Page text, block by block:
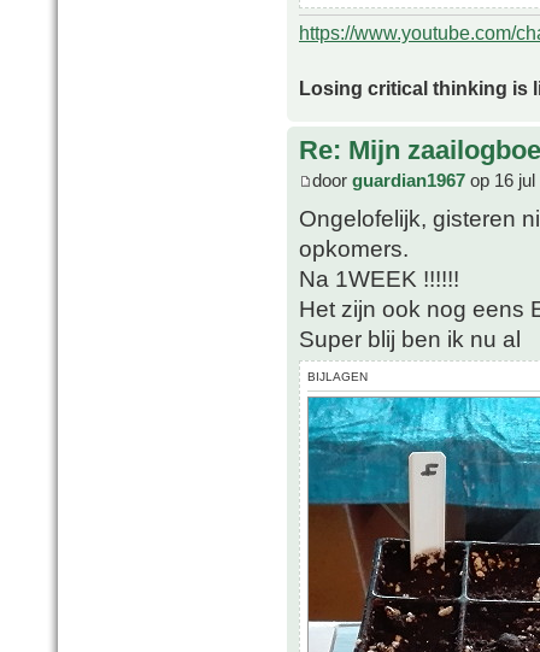
https://www.youtube.com/
Losing critical thinking is
Re: Mijn
door guardian1967 op 16 jul
Ongelofelijk, gisteren
opkomers.
Na 1WEEK !!!!!!
Het zijn ook nog eens
Super blij ben ik nu al
BIJLAGEN